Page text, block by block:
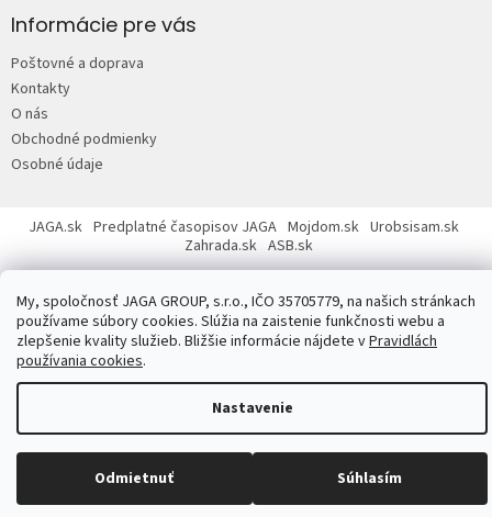
My, spoločnosť JAGA GROUP, s.r.o., IČO 35705779, na našich stránkach
používame súbory cookies. Slúžia na zaistenie funkčnosti webu a
zlepšenie kvality služieb. Bližšie informácie nájdete vPravidlách
používania cookies.
Nastavenie
Odmietnuť Súhlasím
p
e
Informácie pre vás
Poštovné a doprava
Kontakty
O nás
Obchodné podmienky
Osobné údaje
JAGA.sk Predplatné časopisov JAGA Mojdom.sk Urobsisam.sk
Zahrada.sk ASB.sk